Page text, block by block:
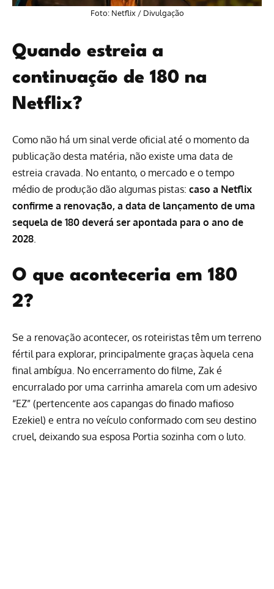
Foto: Netflix/ Divulgação
Quando estreia a
continuação de 180 na
Netflix?
Como não há um sinal verde oficial até o momento da
publicação desta matéria, não existe uma data de
estreia cravada. No entanto, o mercado e o tempo
médio de produção dão algumas pistas: caso a Netflix
confirme a renovação, a data de lançamento de uma
sequela de 180 deverá ser apontada para o ano de
2028.
O que aconteceria em 180
2?
Se a renovação acontecer, os roteiristas têm um terreno
fértil para explorar, principalmente graças àquela cena
final ambígua. No encerramento do filme, Zak é
encurralado por uma carrinha amarela com um adesivo
“EZ” (pertencente aos capangas do finado mafioso
Ezekiel) e entra no veículo conformado com seu destino
cruel, deixando sua esposa Portia sozinha com o luto.